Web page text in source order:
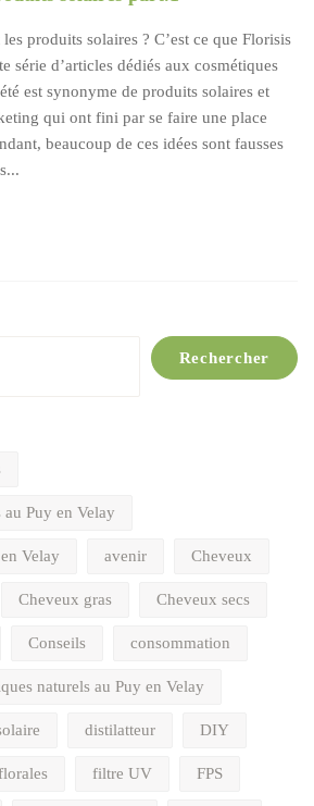
produits solaires ? C’est ce que Florisis
série d’articles dédiés aux cosmétiques
est synonyme de produits solaires et
qui ont fini par se faire une place
beaucoup de ces idées sont fausses
Rechercher
Puy en Velay
Velay avenir Cheveux
Cheveux gras Cheveux secs
Conseils consommation
naturels au Puy en Velay
distilatteur DIY
filtre UV FPS